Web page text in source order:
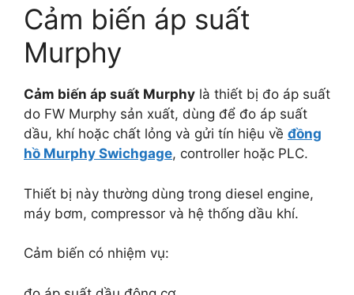
Cảm biến áp suất
Murphy
Cảm biến áp suất Murphy là thiết bị đo áp suất
do FW Murphy sản xuất, dùng để đo áp suất
dầu, khí hoặc chất lỏng và gửi tín hiệu về đồng
hồ Murphy Swichgage, controller hoặc PLC.
Thiết bị này thường dùng trong diesel engine,
máy bơm, compressor và hệ thống dầu khí.
Cảm biến có nhiệm vụ: